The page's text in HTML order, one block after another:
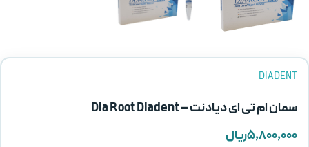
DIADENT
سمان ام تی ای دیادنت – Dia Root Diadent
۵,۸۰۰,۰۰۰ریال